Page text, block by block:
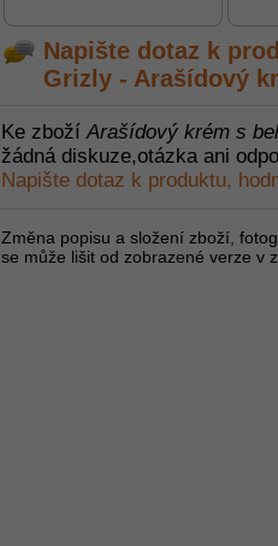
Napište dotaz k
Grizly - Arašídový
Ke zbožíArašídový krém s
žádná diskuze,otázka ani
Napište dotaz k produktu,
Změna popisu a složení zboží,
se může lišit od zobrazené verze v